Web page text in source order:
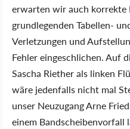
erwarten wir auch korrekte
grundlegenden Tabellen-
Verletzungen und
Fehler eingeschlichen. Auf
Sascha Riether als linken
wäre jedenfalls nicht mal
unser Neuzugang Arne
einem